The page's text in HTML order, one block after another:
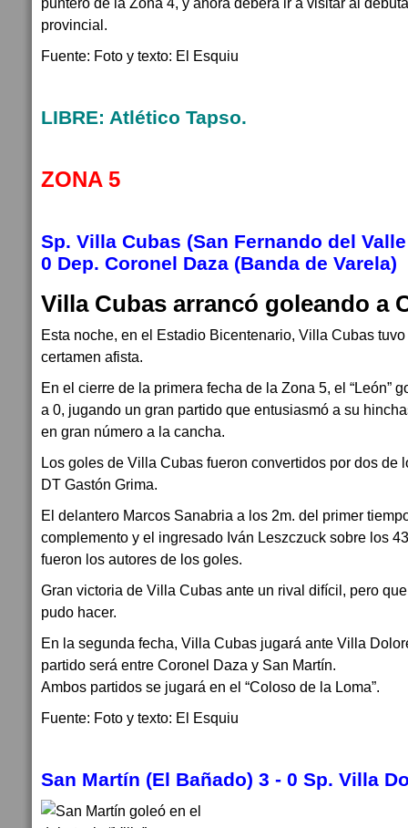
provincial.
Fuente: Foto y texto: El Esquiu
LIBRE: Atlético Tapso.
ZONA 5
Sp. Villa Cubas (San Fernando del
0 Dep. Coronel Daza (Banda de Varela)
Villa Cubas arrancó goleando a
Esta noche, en el Estadio Bicentenario, Villa Cubas
certamen afista.
En el cierre de la primera fecha de la Zona 5, el “León”
a 0, jugando un gran partido que entusiasmó a su
en gran número a la cancha.
Los goles de Villa Cubas fueron convertidos por dos de
DT Gastón Grima.
El delantero Marcos Sanabria a los 2m. del primer
complemento y el ingresado Iván Leszczuck sobre los
fueron los autores de los goles.
Gran victoria de Villa Cubas ante un rival difícil, pero
pudo hacer.
En la segunda fecha, Villa Cubas jugará ante Villa
partido será entre Coronel Daza y San Martín.
Ambos partidos se jugará en el “Coloso de la Loma”.
Fuente: Foto y texto: El Esquiu
San Martín (El Bañado) 3 - 0 Sp. Villa